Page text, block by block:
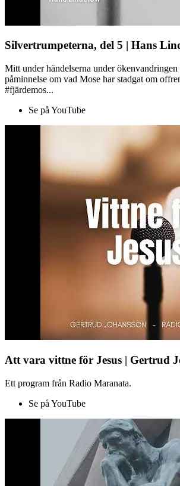
Silvertrumpeterna, del 5 | Hans
Mitt under händelserna under ökenvandringen
påminnelse om vad Mose har stadgat om
#fjärdemos...
Se på YouTube
Att vara vittne för Jesus | Gertrud
Ett program från Radio Maranata.
Se på YouTube